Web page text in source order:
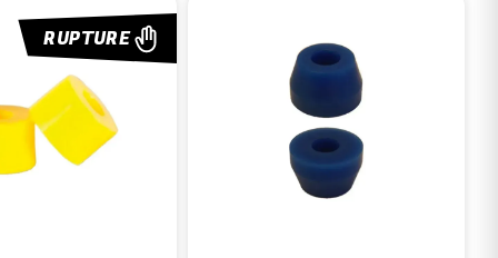
, alors prenez le temps d’optimiser votre setup !
RUPTURE